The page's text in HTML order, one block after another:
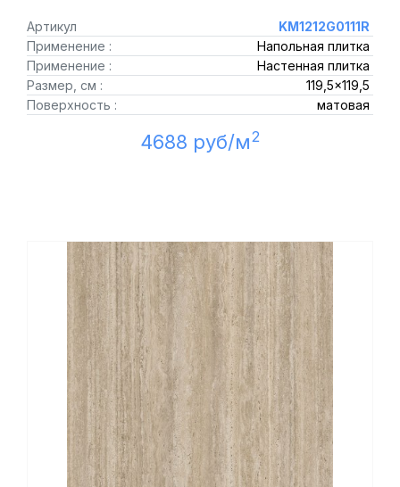
Артикул
KM1212G0111R
Применение :
Напольная плитка
Применение :
Настенная плитка
Размер, см :
119,5x119,5
Поверхность :
матовая
4688 руб/м2